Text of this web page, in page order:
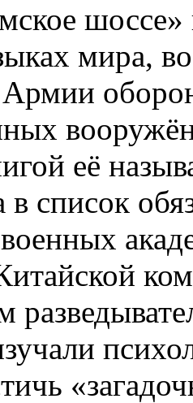
мира,
Армии
её
список